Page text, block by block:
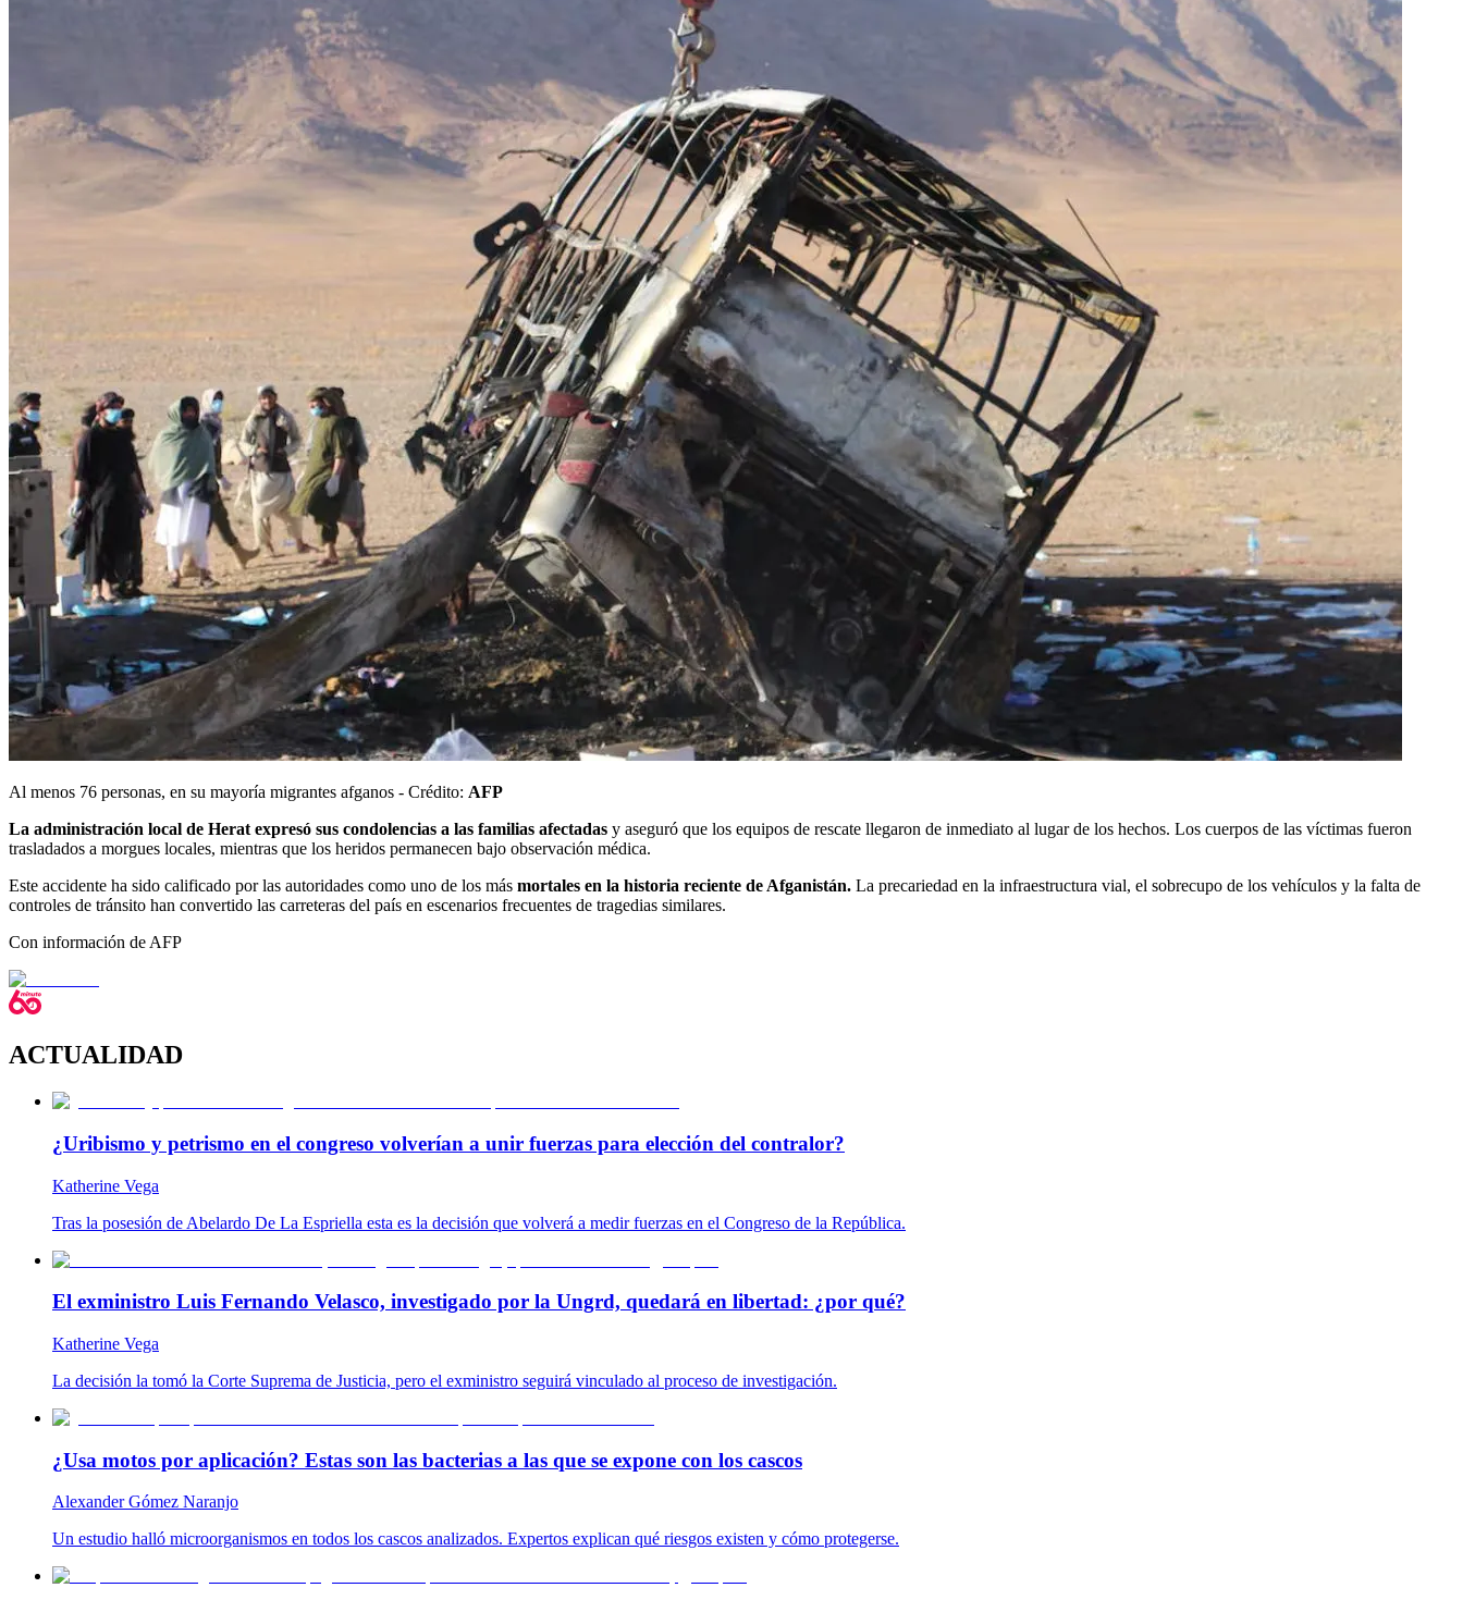
Al menos 76 personas, en su mayoría migrantes afganos - Crédito: AFP
La administración local de Herat expresó sus condolencias a las familias afectadas y aseguró que los equipos de rescate llegaron de inmediato al lugar de los hechos. Los cuerpos de las víctimas fueron
trasladados a morgues locales, mientras que los heridos permanecen bajo observación médica.
Este accidente ha sido calificado por las autoridades como uno de los más mortales en la historia reciente de Afganistán. La precariedad en la infraestructura vial, el sobrecupo de los vehículos y la falta de
controles de tránsito han convertido las carreteras del país en escenarios frecuentes de tragedias similares.
Con información de AFP
ACTUALIDAD
¿Uribismo y petrismo en el congreso volverían a unir fuerzas para elección del contralor?
Katherine Vega
Tras la posesión de Abelardo De La Espriella esta es la decisión que volverá a medir fuerzas en el Congreso de la República.
El exministro Luis Fernando Velasco, investigado por la Ungrd, quedará en libertad: ¿por qué?
Katherine Vega
La decisión la tomó la Corte Suprema de Justicia, pero el exministro seguirá vinculado al proceso de investigación.
¿Usa motos por aplicación? Estas son las bacterias a las que se expone con los cascos
Alexander Gómez Naranjo
Un estudio halló microorganismos en todos los cascos analizados. Expertos explican qué riesgos existen y cómo protegerse.